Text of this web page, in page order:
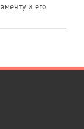
и его